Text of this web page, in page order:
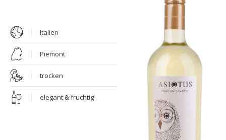
Italien
Piemont
trocken
elegant & fruchtig